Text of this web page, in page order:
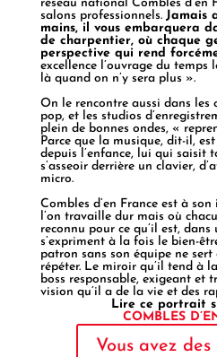
réseau national Combles d’en
salons professionnels. Jamais
mains, il vous embarquera
de charpentier, où chaque
perspective qui rend
excellence l’ouvrage du temps
là quand on n’y sera plus ».
On le rencontre aussi dans les
pop, et les studios
plein de bonnes ondes, «
Parce que la musique, dit-il,
depuis l’enfance, lui qui saisit
s’asseoir derrière un clavier,
micro.
Combles d’en France est à
l’on travaille dur mais où
reconnu pour ce qu’il est,
s’expriment à la fois le bien-
patron sans son équipe ne
répéter. Le miroir qu’il tend à
boss responsable, exigeant et
vision qu’il a de la vie et des
Lire ce portrait
COMBLES
Vous avez des